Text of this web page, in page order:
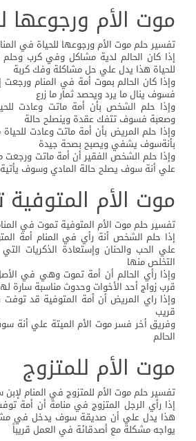
موت الأم ورجوعها
تفسير حلم موت الأم ورجوعها للحياة في
إذا كان الحالم لدية مشاكل وفي كرب
للحياة هذا يدل علي حل مشاكلة وفك كربة
وإذا كان الحالم بموت أمة في المنام
فسوف ينال ما يرد ويحصد ثمار ما زرع
وإذا حلم الشخص بأن أمة ماتت وعادت
وصعبة فسوف تتفك عقدة وينصلح حالة
وإذا حلم المريض بأن أمة ماتت وعادت
بأنةسوف يشفي ويصبح بصحة جيدة
وإذا حلم الشخص الفقير أن أمة ماتت ورجعت
علي أنة سوف يصلح حالة المادي وسوف
موت الأم
تفسير حلم موت الأم المتوفية تموت في
إذا حلم الشخص أنة رأي في المنام أمة
علي الحب والحنان وإستعادة الذكريات
التخلص منها
وإذا رأي الحالم أن أمة تموت وهي في
قرب زواج أحد الأخوات وحدوث مناسبة سارة
وإذا راي المريض أن أمة المتوفية قد
قريب
وفريق أخر فسر موت الأم الميتة علي
الحالم
موت الأم للمتزوج
تفسير حلم موت الأم للمتزوج في المنام لإبن
إذا رأي الرجل المتزوج في منامة أن أمة
هذا يدل علي أن صديقة سوف يدخل في
يواجه مشكلة مع أصدقائة في العمل قريباً